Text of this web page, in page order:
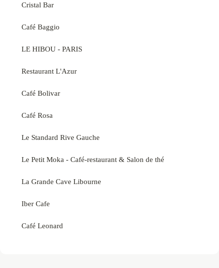
Cristal Bar
Café Baggio
LE HIBOU - PARIS
Restaurant L'Azur
Café Bolivar
Café Rosa
Le Standard Rive Gauche
Le Petit Moka - Café-restaurant & Salon de thé
La Grande Cave Libourne
Iber Cafe
Café Leonard